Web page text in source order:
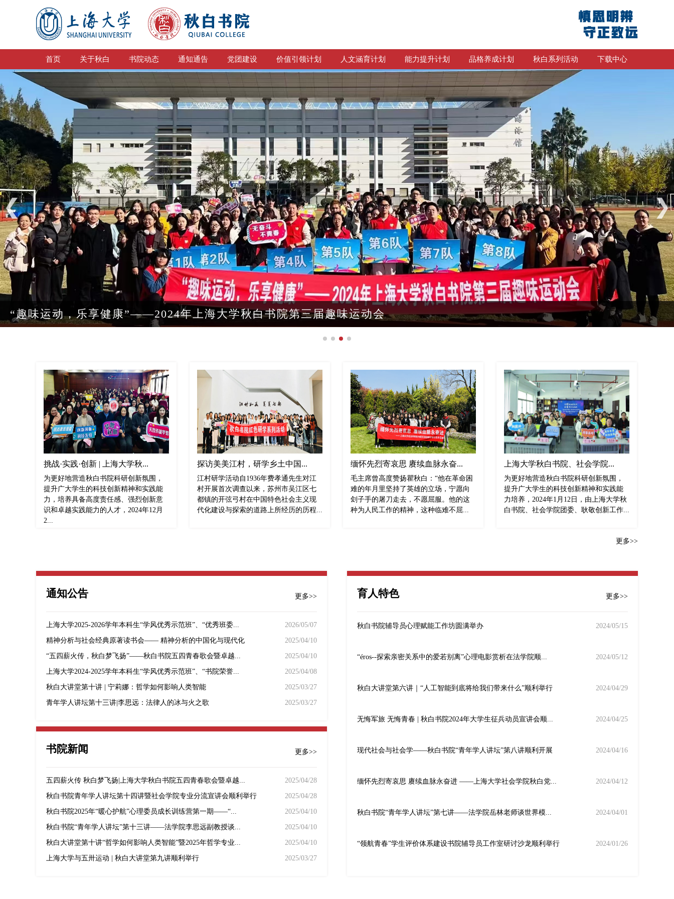
首页 关于秋白 书院动态 通知通告 党团建设 价值引领计划 人文涵育计划 能力提升计划 品格养成计划 秋白系列活动 下载中心
“趣味运动，乐享健康”——2024年上海大学秋白书院第三届趣味运动会
挑战·实践·创新 | 上海大学秋...
为更好地营造秋白书院科研创新氛围，
提升广大学生的科技创新精神和实践能
力，培养具备高度责任感、强烈创新意
识和卓越实践能力的人才，2024年12月
2...
探访美美江村，研学乡土中国...
江村研学活动自1936年费孝通先生对江
村开展首次调查以来，苏州市吴江区七
都镇的开弦弓村在中国特色社会主义现
代化建设与探索的道路上所经历的历程...
缅怀先烈寄哀思 赓续血脉永奋...
毛主席曾高度赞扬瞿秋白：“他在革命困
难的年月里坚持了英雄的立场，宁愿向
刽子手的屠刀走去，不愿屈服。他的这
种为人民工作的精神，这种临难不屈...
上海大学秋白书院、社会学院...
为更好地营造秋白书院科研创新氛围，
提升广大学生的科技创新精神和实践能
力培养，2024年1月12日，由上海大学秋
白书院、社会学院团委、耿敬创新工作...
更多>>
通知公告
上海大学2025-2026学年本科生“学风优秀示范班”、“优秀班委... 2026/05/07
精神分析与社会经典原著读书会—— 精神分析的中国化与现代化 2025/04/10
“五四薪火传，秋白梦飞扬”——秋白书院五四青春歌会暨卓越... 2025/04/10
上海大学2024-2025学年本科生“学风优秀示范班”、“书院荣誉... 2025/04/08
秋白大讲堂第十讲 | 宁莉娜：哲学如何影响人类智能 2025/03/27
青年学人讲坛第十三讲|李思远：法律人的冰与火之歌 2025/03/27
更多>>
书院新闻
五四薪火传 秋白梦飞扬|上海大学秋白书院五四青春歌会暨卓越... 2025/04/28
秋白书院青年学人讲坛第十四讲暨社会学院专业分流宣讲会顺利举行 2025/04/28
秋白书院2025年“暖心护航”心理委员成长训练营第一期——“... 2025/04/10
秋白书院“青年学人讲坛”第十三讲——法学院李思远副教授谈... 2025/04/10
秋白大讲堂第十讲“哲学如何影响人类智能”暨2025年哲学专业... 2025/04/10
上海大学与五卅运动 | 秋白大讲堂第九讲顺利举行 2025/03/27
更多>>
育人特色
秋白书院辅导员心理赋能工作坊圆满举办 2024/05/15
“éros--探索亲密关系中的爱若别离”心理电影赏析在法学院顺... 2024/05/12
秋白大讲堂第六讲｜“人工智能到底将给我们带来什么”顺利举行 2024/04/29
无悔军旅 无悔青春 | 秋白书院2024年大学生征兵动员宣讲会顺... 2024/04/25
现代社会与社会学——秋白书院“青年学人讲坛”第八讲顺利开展 2024/04/16
缅怀先烈寄哀思 赓续血脉永奋进 ——上海大学社会学院秋白党... 2024/04/12
秋白书院“青年学人讲坛”第七讲——法学院岳林老师谈世界模... 2024/04/01
“领航青春”学生评价体系建设书院辅导员工作室研讨沙龙顺利举行 2024/01/26
更多>>